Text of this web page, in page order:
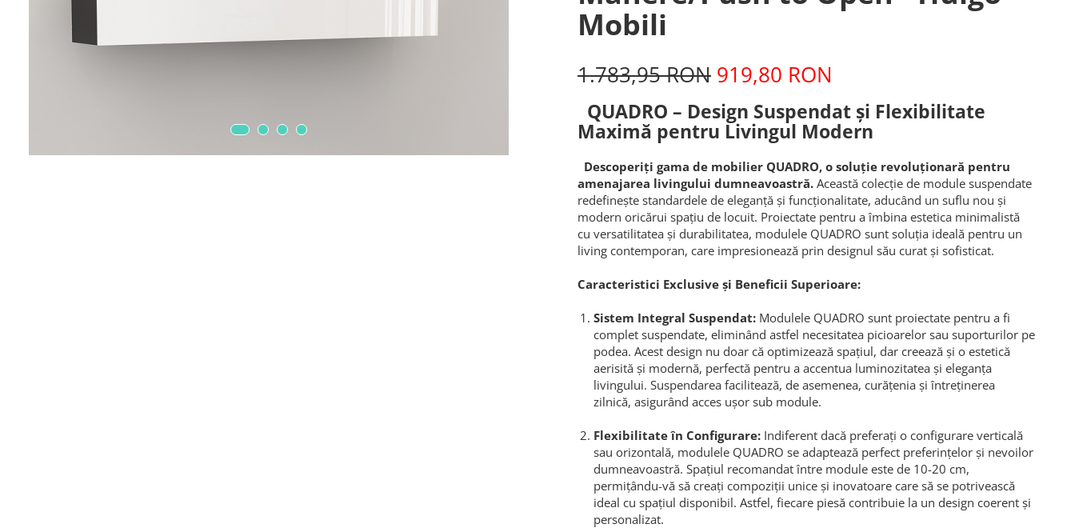
Mobili
1.783,95 RON 919,80 RON
QUADRO – Design Suspendat și Flexibilitate
Maximă pentru Livingul Modern
Descoperiți gama de mobilier QUADRO, o soluție revoluționară pentru
amenajarea livingului dumneavoastră. Această colecție de module suspendate
redefinește standardele de eleganță și funcționalitate, aducând un suflu nou și
modern oricărui spațiu de locuit. Proiectate pentru a îmbina estetica minimalistă
cu versatilitatea și durabilitatea, modulele QUADRO sunt soluția ideală pentru un
living contemporan, care impresionează prin designul său curat și sofisticat.
Caracteristici Exclusive și Beneficii Superioare:
Sistem Integral Suspendat: Modulele QUADRO sunt proiectate pentru a fi
complet suspendate, eliminând astfel necesitatea picioarelor sau suporturilor pe
podea. Acest design nu doar că optimizează spațiul, dar creează și o estetică
aerisită și modernă, perfectă pentru a accentua luminozitatea și eleganța
livingului. Suspendarea facilitează, de asemenea, curățenia și întreținerea
zilnică, asigurând acces ușor sub module.
Flexibilitate în Configurare: Indiferent dacă preferați o configurare verticală
sau orizontală, modulele QUADRO se adaptează perfect preferințelor și nevoilor
dumneavoastră. Spațiul recomandat între module este de 10-20 cm,
permițându-vă să creați compoziții unice și inovatoare care să se potrivească
ideal cu spațiul disponibil. Astfel, fiecare piesă contribuie la un design coerent și
personalizat.